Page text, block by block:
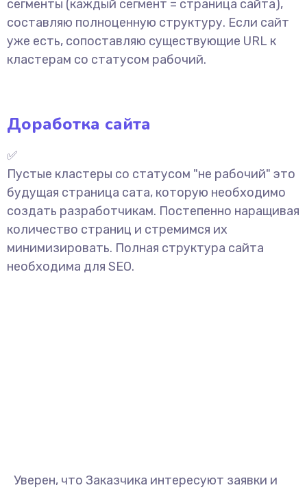
сегменты (каждый сегмент = страница сайта),
составляю полноценную структуру. Если сайт
уже есть, сопоставляю существующие URL к
кластерам со статусом рабочий.
Доработка сайта
✅
Пустые кластеры со статусом "не рабочий" это
будущая страница сата, которую необходимо
создать разработчикам. Постепенно наращивая
количество страниц и стремимся их
минимизировать. Полная структура сайта
необходима для SEO.
Уверен, что Заказчика интересуют заявки и